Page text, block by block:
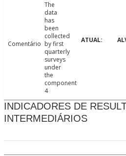
Comentário
The
data
has
been
collected
by first
quarterly
surveys
under
the
component
4
INDICADORES DE
INTERMEDIÁRIOS